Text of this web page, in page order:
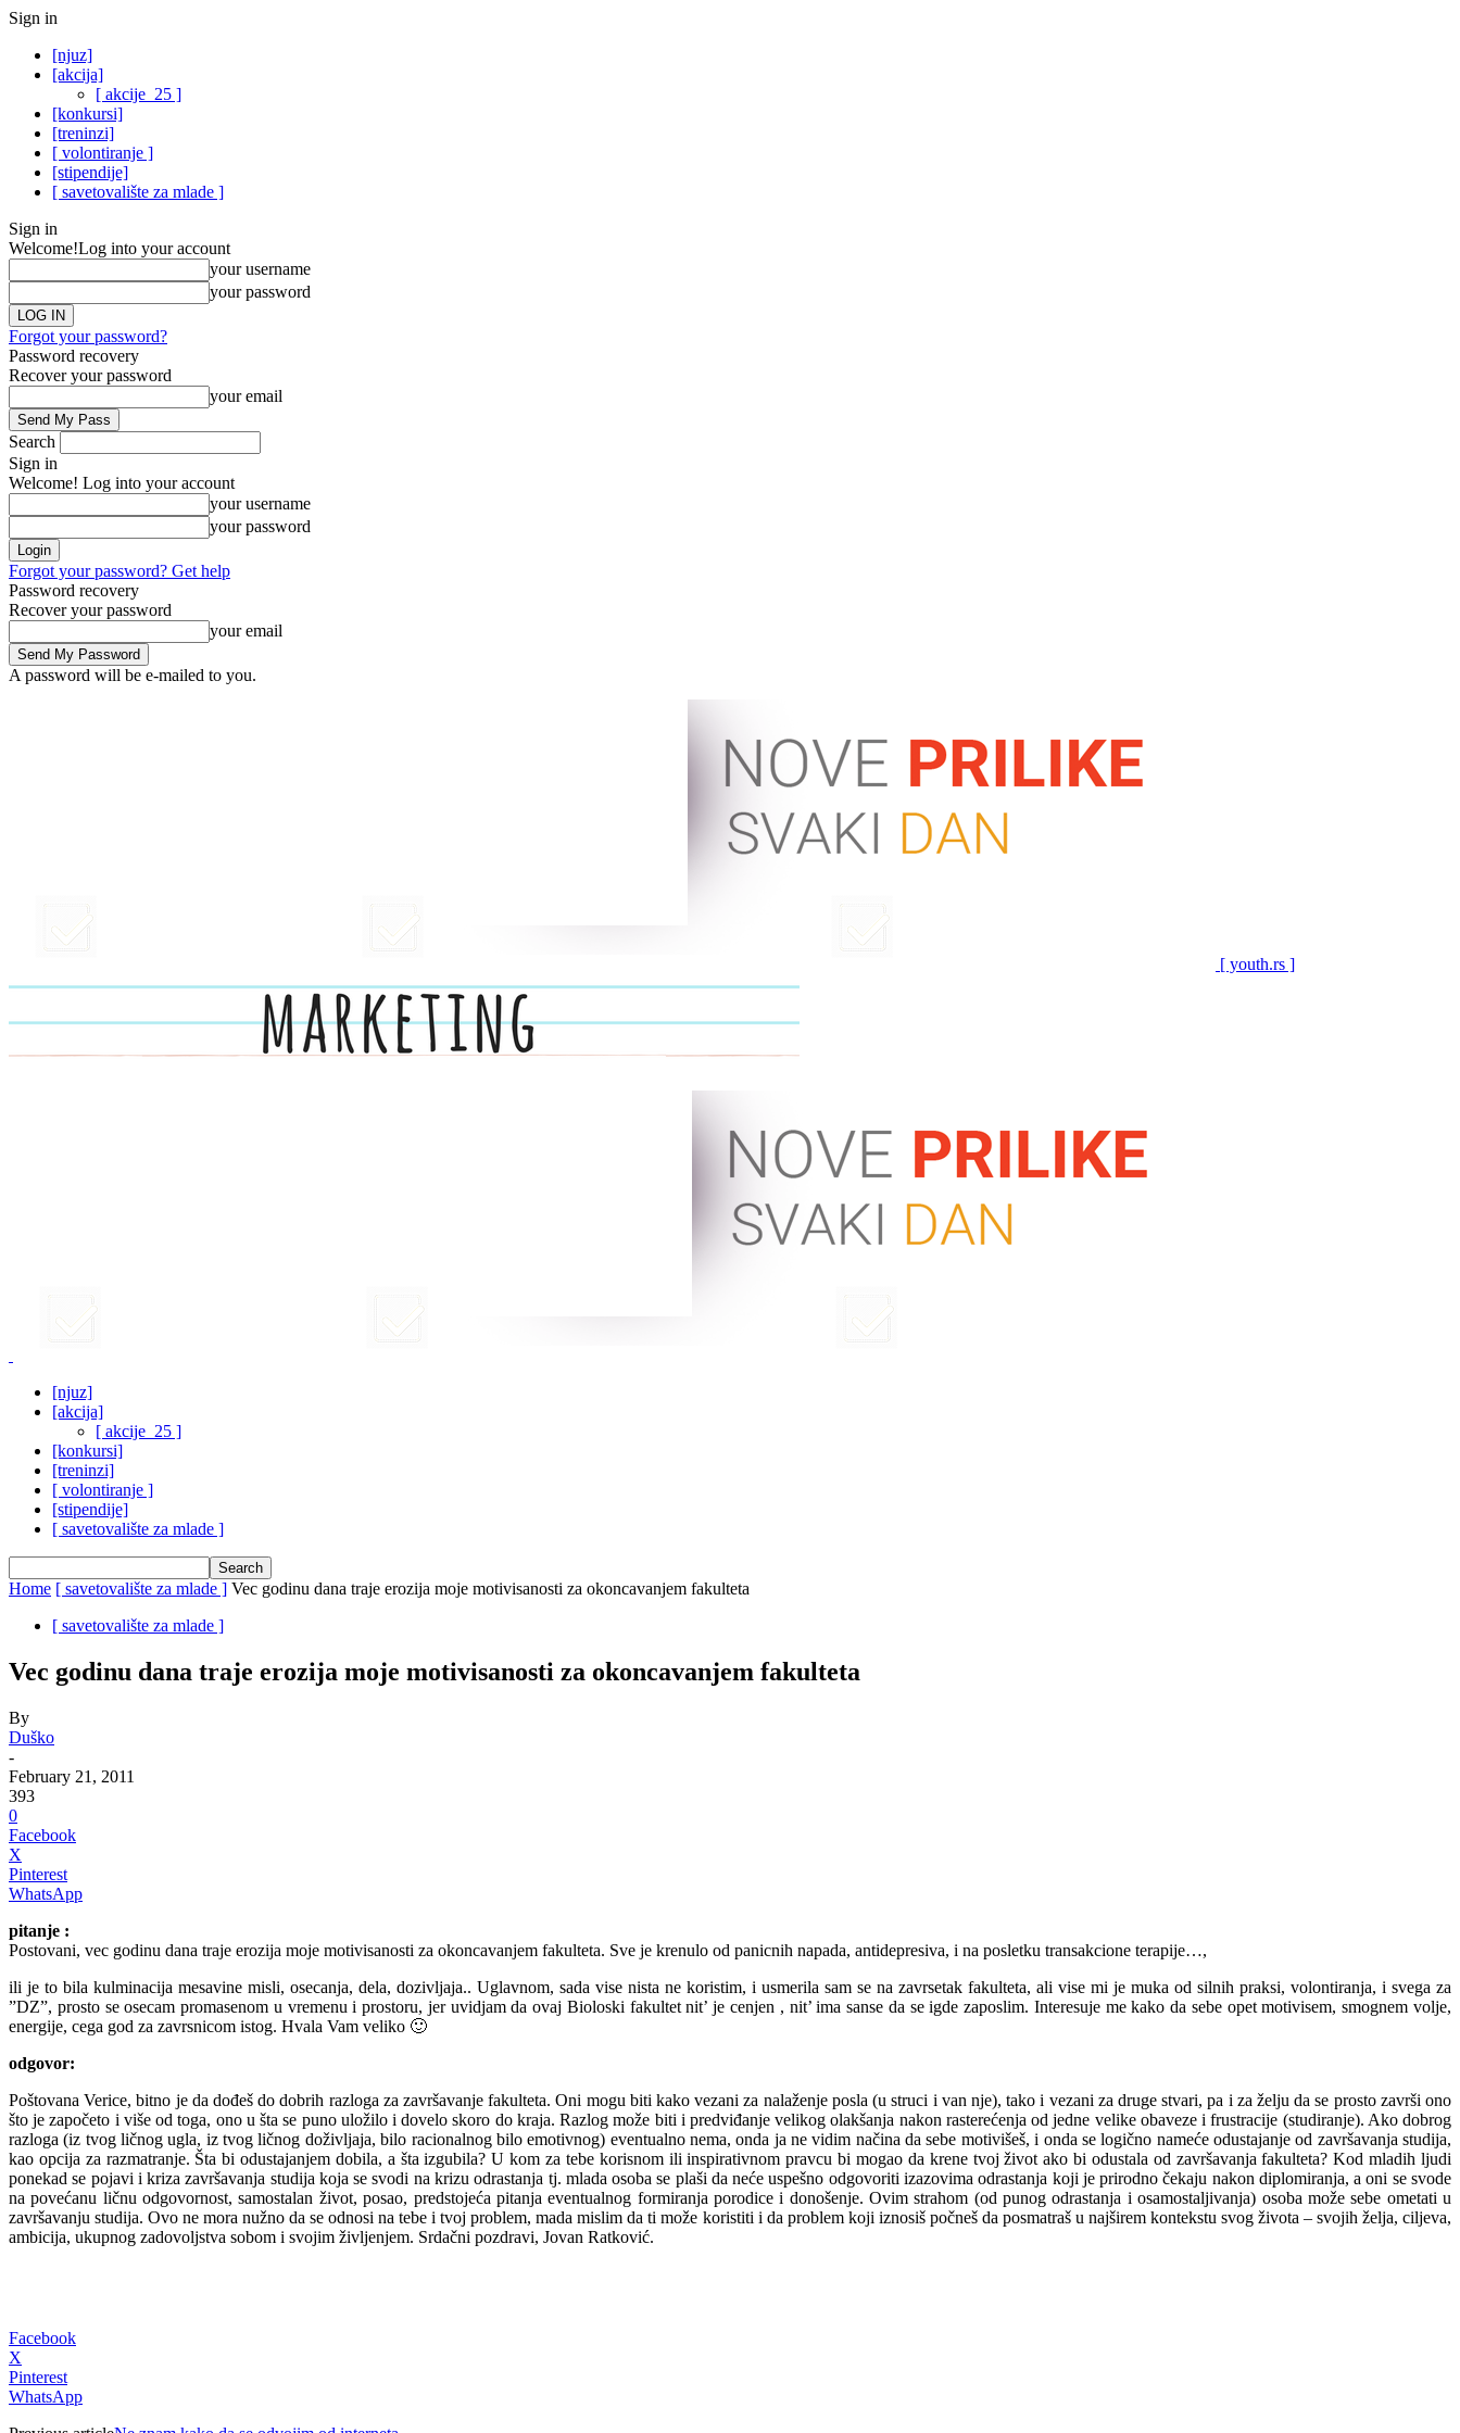
Sign in
[njuz]
[akcija]
[ akcije_25 ]
[konkursi]
[treninzi]
[ volontiranje ]
[stipendije]
[ savetovalište za mlade ]
Sign in
Welcome!Log into your account
your username
your password
Forgot your password?
Password recovery
Recover your password
your email
Search
Sign in
Welcome! Log into your account
your username
your password
Forgot your password? Get help
Password recovery
Recover your password
your email
A password will be e-mailed to you.
[ youth.rs ]
[njuz]
[akcija]
[ akcije_25 ]
[konkursi]
[treninzi]
[ volontiranje ]
[stipendije]
[ savetovalište za mlade ]
Home [ savetovalište za mlade ] Vec godinu dana traje erozija moje motivisanosti za okoncavanjem fakulteta
[ savetovalište za mlade ]
Vec godinu dana traje erozija moje motivisanosti za okoncavanjem fakulteta
By
Duško
-
February 21, 2011
393
0
Facebook
X
Pinterest
WhatsApp
pitanje :
Postovani, vec godinu dana traje erozija moje motivisanosti za okoncavanjem fakulteta. Sve je krenulo od panicnih napada, antidepresiva, i na posletku transakcione terapije…,
ili je to bila kulminacija mesavine misli, osecanja, dela, dozivljaja.. Uglavnom, sada vise nista ne koristim, i usmerila sam se na zavrsetak fakulteta, ali vise mi je muka od silnih praksi, volontiranja, i svega za
”DZ”, prosto se osecam promasenom u vremenu i prostoru, jer uvidjam da ovaj Bioloski fakultet nit’ je cenjen , nit’ ima sanse da se igde zaposlim. Interesuje me kako da sebe opet motivisem, smognem volje,
energije, cega god za zavrsnicom istog. Hvala Vam veliko 🙂
odgovor:
Poštovana Verice, bitno je da dođeš do dobrih razloga za završavanje fakulteta. Oni mogu biti kako vezani za nalaženje posla (u struci i van nje), tako i vezani za druge stvari, pa i za želju da se prosto završi ono
što je započeto i više od toga, ono u šta se puno uložilo i dovelo skoro do kraja. Razlog može biti i predviđanje velikog olakšanja nakon rasterećenja od jedne velike obaveze i frustracije (studiranje). Ako dobrog
razloga (iz tvog ličnog ugla, iz tvog ličnog doživljaja, bilo racionalnog bilo emotivnog) eventualno nema, onda ja ne vidim načina da sebe motivišeš, i onda se logično nameće odustajanje od završavanja studija,
kao opcija za razmatranje. Šta bi odustajanjem dobila, a šta izgubila? U kom za tebe korisnom ili inspirativnom pravcu bi mogao da krene tvoj život ako bi odustala od završavanja fakulteta? Kod mladih ljudi
ponekad se pojavi i kriza završavanja studija koja se svodi na krizu odrastanja tj. mlada osoba se plaši da neće uspešno odgovoriti izazovima odrastanja koji je prirodno čekaju nakon diplomiranja, a oni se svode
na povećanu ličnu odgovornost, samostalan život, posao, predstojeća pitanja eventualnog formiranja porodice i donošenje. Ovim strahom (od punog odrastanja i osamostaljivanja) osoba može sebe ometati u
završavanju studija. Ovo ne mora nužno da se odnosi na tebe i tvoj problem, mada mislim da ti može koristiti i da problem koji iznosiš počneš da posmatraš u najširem kontekstu svog života – svojih želja, ciljeva,
ambicija, ukupnog zadovoljstva sobom i svojim življenjem. Srdačni pozdravi, Jovan Ratković.
Facebook
X
Pinterest
WhatsApp